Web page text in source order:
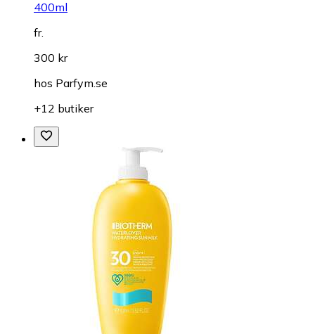
400ml
fr.
300 kr
hos Parfym.se
+12 butiker